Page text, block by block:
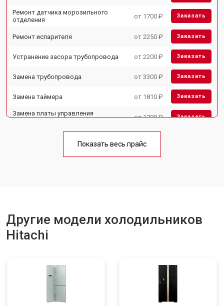
Ремонт датчика морозильного
отделения
от 1700 ₽ Заказать
Ремонт испарителя от 2250 ₽ Заказать
Устранение засора трубопровода от 2200 ₽ Заказать
Замена трубопровода от 3300 ₽ Заказать
Замена таймера от 1810 ₽ Заказать
Замена платы управления
от 1700 ₽ Заказать
Ремонт/замена датчика
Замена термостата от 1700 ₽
Замена нагревателя оттайки от 2300 ₽ Заказать
Замена реле
Показать весь прайс
Другие модели холодильников
Hitachi